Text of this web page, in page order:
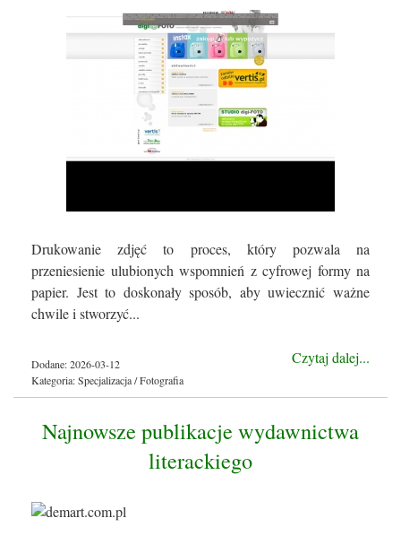
Drukowanie zdjęć to proces, który pozwala na
przeniesienie ulubionych wspomnień z cyfrowej formy na
papier. Jest to doskonały sposób, aby uwiecznić ważne
chwile i stworzyć...
Czytaj dalej...
Dodane: 2026-03-12
Kategoria: Specjalizacja / Fotografia
Najnowsze publikacje wydawnictwa
literackiego